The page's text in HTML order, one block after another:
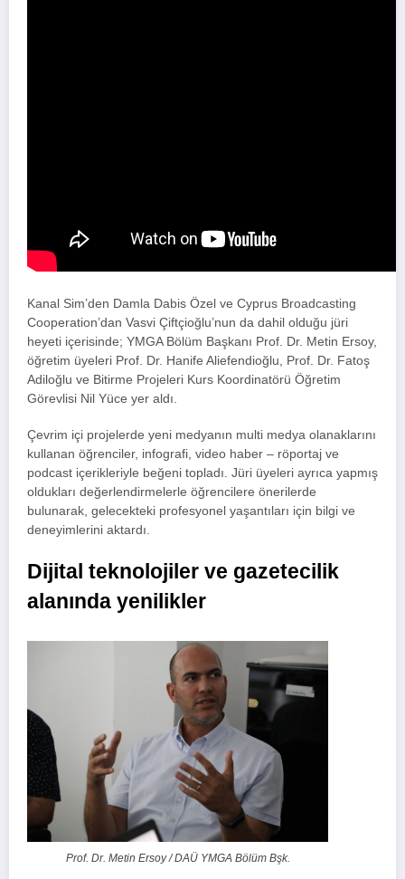
Kanal Sim’den Damla Dabis Özel ve Cyprus Broadcasting
Cooperation’dan Vasvi Çiftçioğlu’nun da dahil olduğu jüri
heyeti içerisinde; YMGA Bölüm Başkanı Prof. Dr. Metin Ersoy,
öğretim üyeleri Prof. Dr. Hanife Aliefendioğlu, Prof. Dr. Fatoş
Adiloğlu ve Bitirme Projeleri Kurs Koordinatörü Öğretim
Görevlisi Nil Yüce yer aldı.
Çevrim içi projelerde yeni medyanın multi medya olanaklarını
kullanan öğrenciler, infografi, video haber – röportaj ve
podcast içerikleriyle beğeni topladı. Jüri üyeleri ayrıca yapmış
oldukları değerlendirmelerle öğrencilere önerilerde
bulunarak, gelecekteki profesyonel yaşantıları için bilgi ve
deneyimlerini aktardı.
Dijital teknolojiler ve gazetecilik
alanında yenilikler
Prof. Dr. Metin Ersoy / DAÜ YMGA Bölüm Bşk.